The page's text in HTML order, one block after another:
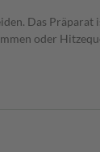
Das
oder